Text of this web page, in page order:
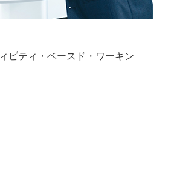
ビティ・ベースド・ワーキン